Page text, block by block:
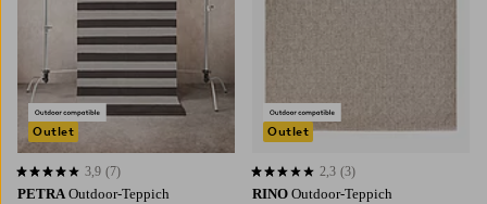
PETRA Outdoor-Teppich
3,9 basierend auf 7 Bewertungen
3,9 (7)
Outlet
RINO Outdoor-Teppich
2,3 basierend auf 3 Bewertungen
2,3 (3)
Outlet